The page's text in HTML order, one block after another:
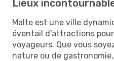
Lieux
Malte est une ville
éventail d'attractions
voyageurs. Que vous
nature ou de